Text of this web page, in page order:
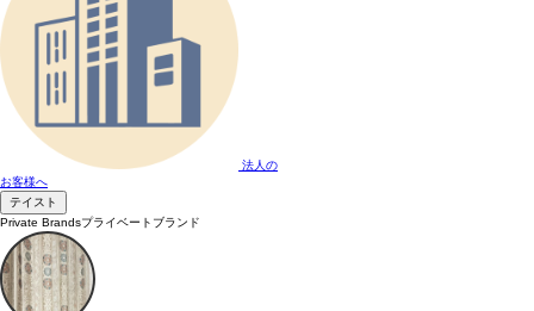
法人の
お客様へ
テイスト
Private Brandsプライベートブランド